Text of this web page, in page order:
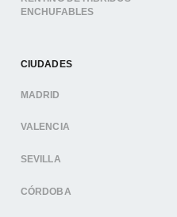
ENCHUFABLES
CIUDADES
MADRID
VALENCIA
SEVILLA
CÓRDOBA